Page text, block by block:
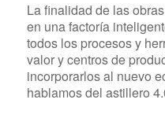
La finalidad de las
en una factoría
todos los procesos y
valor y centros de
incorporarlos al nuevo
hablamos del astillero